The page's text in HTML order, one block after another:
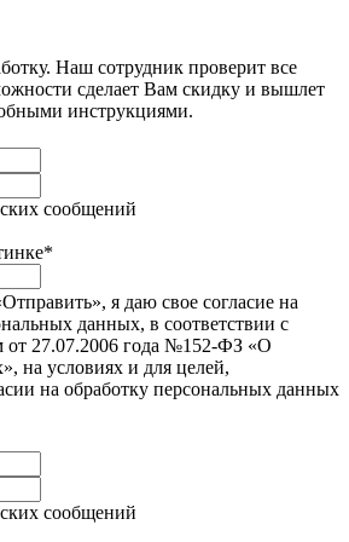
Наш сотрудник проверит все
сделает Вам скидку и вышлет
инструкциями.
сообщений
*
я даю свое согласие на
данных, в соответствии с
от 27.07.2006 года №152-ФЗ «О
на условиях и для целей,
на обработку персональных данных
сообщений